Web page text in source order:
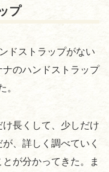
プ
ドストラップがない
のハンドストラップ
。
長くして、少しだけ
、詳しく調べていく
が分かってきた。ま